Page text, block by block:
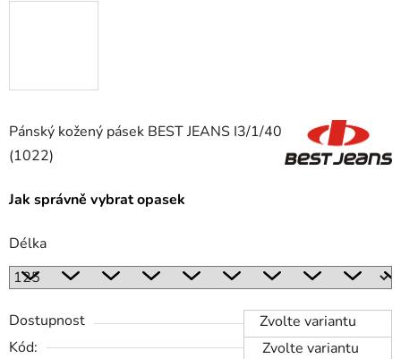
Pánský kožený pásek BEST JEANS I3/1/40
(1022)
Jak správně vybrat opasek
Délka
Dostupnost
Zvolte variantu
Kód:
Zvolte variantu